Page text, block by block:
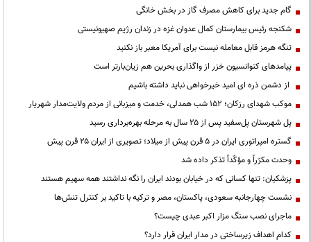
گام جدید برای کاهش مصرف گاز در بخش خانگی
شکنجه رئیس بیمارستان کمال عدوان غزه در زندان رژیم صهیونیستی
تنگه هرمز قابل معامله نیست برای آمریکا معبر باز نکنید
پیامدهای کنوانسیون خزر از واگذاری بحرین هم زیان‌بارتر است
از دشمن ذره ای امید خیرخواهی نباید داشته باشیم
موکب شهدای رزکان؛ ۱۵۲ شب همدلی، خدمت و میزبانی از مردم ولایت‌مدار شهریار
پل شهرستان پل‌سفید پس از ۲۵ سال به مرحله بهره‌برداری رسید
گستره امپراتوری ایران در ۵ قرن پیش از میلاد؛ تصویری از ایران ۲۵ قرن پیش
وحدت مکرّراً و مؤکّداً تذکر داده شد
پزشکیان: تنها کسانی که در خیابان بودند ایران را نگه نداشتند همه سهیم هستند
نشست چهارجانبه سعودی، پاکستان، مصر و ترکیه با تاکید بر کنترل تنش‌ها
ماجرای نصب سنگ مزار اکبر عبدی چیست؟
کدام اهداف زیرساختی در مدار ایران قرار دارد؟